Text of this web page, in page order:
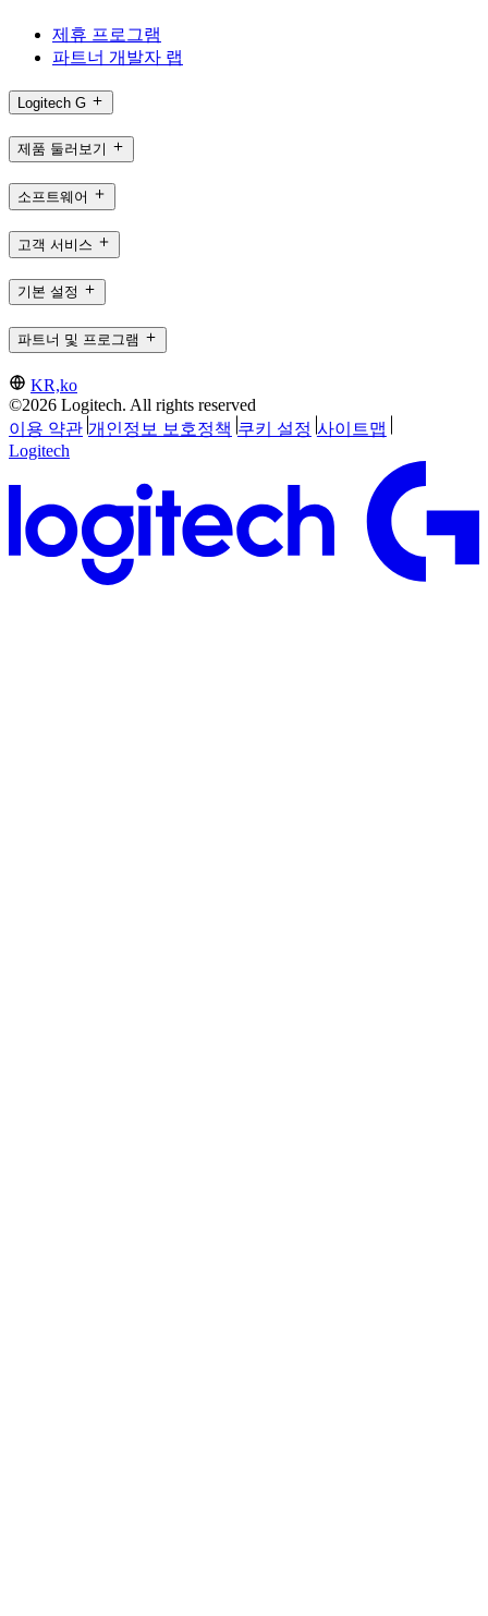
제휴 프로그램
파트너 개발자 랩
Logitech G
제품 둘러보기
소프트웨어
고객 서비스
기본 설정
파트너 및 프로그램
KR,ko
©2026 Logitech. All rights reserved
이용 약관 개인정보 보호정책 쿠키 설정 사이트맵
Logitech